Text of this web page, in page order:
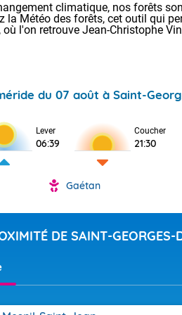
Pour la
Tendance
climatique, nos forêts
la Météo des forêts, cet outil qui
où l'on retrouve Jean-Christophe
du 07 août à Saint-
Lever
06:39
Coucher
21:30
Gaétan
DE SAINT-GEORGES-
Voici les
: 18/25 Paris
Clermont-
Lille : 18/26
Cet après-
Calme,
territoire.
mistral